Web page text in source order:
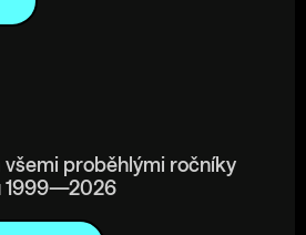
všemi proběhlými ročníky
1999—2026